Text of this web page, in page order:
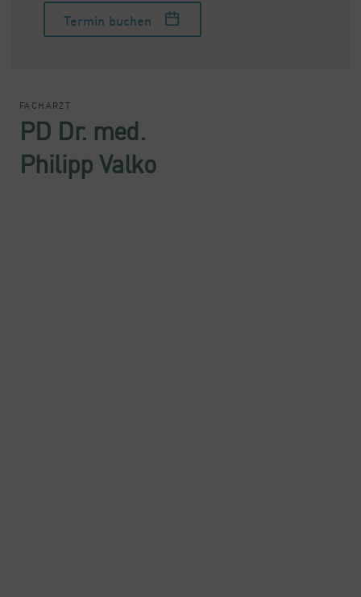
Termin buchen
FACHARZT
PD Dr. med.
Philipp Valko